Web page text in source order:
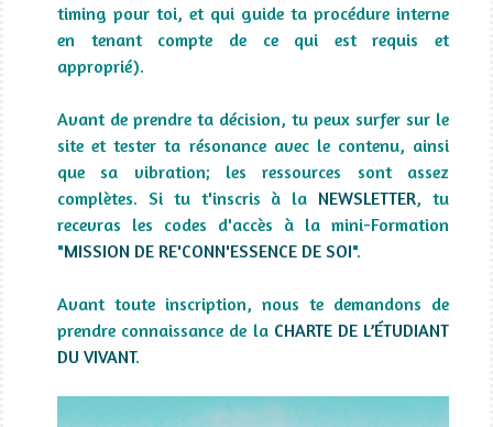
timing pour toi, et qui guide ta procédure interne
en tenant compte de ce qui est requis et
approprié).
Avant de prendre ta décision, tu peux surfer sur le
site et tester ta résonance avec le contenu, ainsi
que sa vibration; les ressources sont assez
complètes. Si tu t'inscris à la NEWSLETTER, tu
recevras les codes d'accès à la mini-Formation
"MISSION DE RE'CONN'ESSENCE DE SOI".
Avant toute inscription, nous te demandons de
prendre connaissance de la CHARTE DE L’ÉTUDIANT
DU VIVANT.